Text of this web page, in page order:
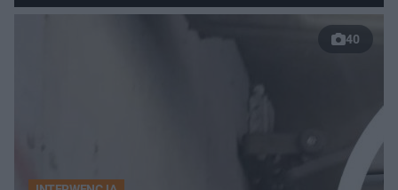
40